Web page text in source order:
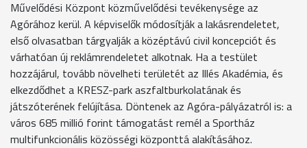
Művelődési Központ közművelődési tevékenysége az
Agórához kerül. A képviselők módosítják a lakásrendeletet,
első olvasatban tárgyalják a középtávú civil koncepciót és
várhatóan új reklámrendeletet alkotnak. Ha a testület
hozzájárul, tovább növelheti területét az Illés Akadémia, és
elkezdődhet a KRESZ-park aszfaltburkolatának és
játszóterének felújítása. Döntenek az Agóra-pályázatról is: a
város 685 millió forint támogatást remél a Sportház
multifunkcionális közösségi központtá alakításához.